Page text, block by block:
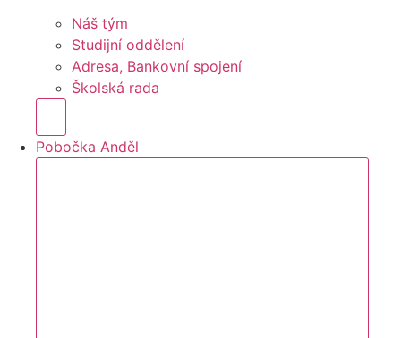
Náš tým
Studijní oddělení
Adresa, Bankovní spojení
Školská rada
Pobočka Anděl